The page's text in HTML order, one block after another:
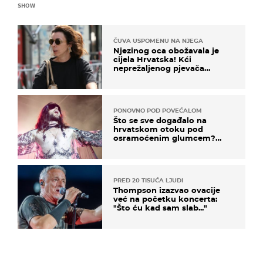
SHOW
ČUVA USPOMENU NA NJEGA
Njezinog oca obožavala je
cijela Hrvatska! Kći
neprežaljenog pjevača
PONOVNO POD POVEĆALOM
Što se sve događalo na
hrvatskom otoku pod
osramoćenim glumcem?
PRED 20 TISUĆA LJUDI
Thompson izazvao ovacije
već na početku koncerta:
"Što ću kad sam slab..."